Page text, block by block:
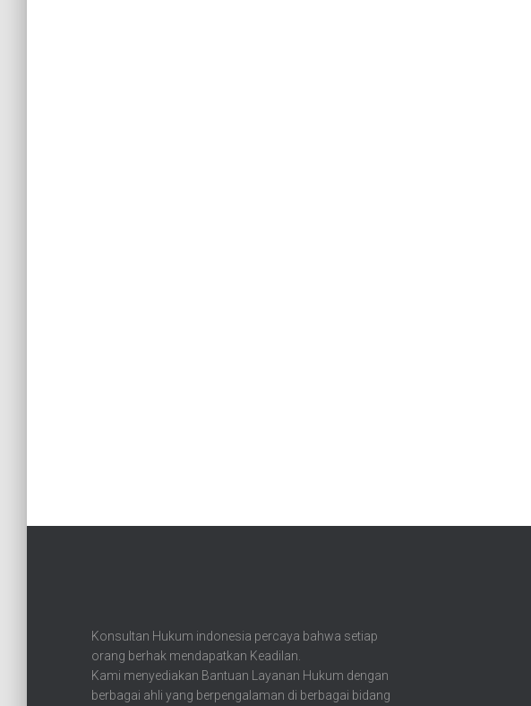
Konsultan Hukum indonesia percaya bahwa setiap
orang berhak mendapatkan Keadilan.
Kami menyediakan Bantuan Layanan Hukum dengan
berbagai ahli yang berpengalaman di berbagai bidang